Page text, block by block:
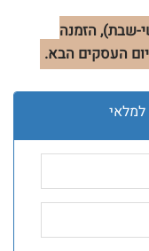
שישי-שבת), הזמנה
למלאי